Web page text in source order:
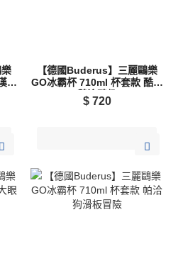
頓
【德國Buderus】三麗鷗樂
GO冰霸杯 710ml 杯套款 酷企
鵝塗鴉趣
$ 720